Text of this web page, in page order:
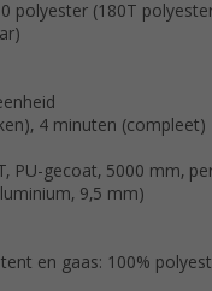
polyester (180T
4 minuten (compleet)
PU-gecoat, 5000 mm,
9,5 mm)
en gaas: 100%